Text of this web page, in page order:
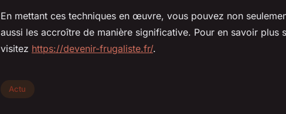
En mettant ces techniques en œuvre, vous pouvez non
aussi les accroître de manière significative. Pour en savoir plus
visitez https://devenir-frugaliste.fr/.
Actu